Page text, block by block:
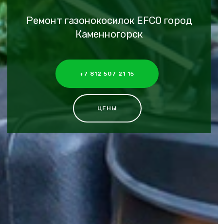
Ремонт газонокосилок EFCO город
Каменногорск
+7 812 507 21 15
ЦЕНЫ